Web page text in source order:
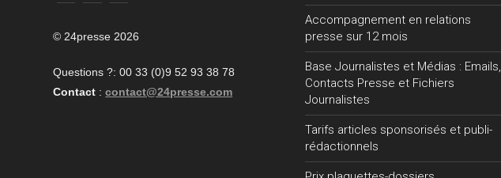
© 24presse 2026
Questions ?: 00 33 (0)9 52 93 38 78
Contact : contact@24presse.com
Accompagnement en relations
presse sur 12 mois
Base Journalistes et Médias : Emails,
Contacts Presse et Fichiers
Journalistes
Tarifs articles sponsorisés et publi-
rédactionnels